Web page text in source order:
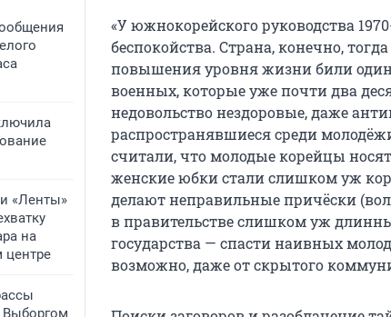
«Ленты»
на
центре
Выборгом
«У южнокорейского руководства
беспокойства. Страна, конечно,
повышения уровня жизни били
военных, которые уже почти два
недовольство нездоровые, даже
распространявшиеся среди
считали, что молодые корейцы
женские юбки стали слишком уж
делают неправильные причёски
в правительстве слишком уж
государства — спасти наивных
возможно, даже от скрытого